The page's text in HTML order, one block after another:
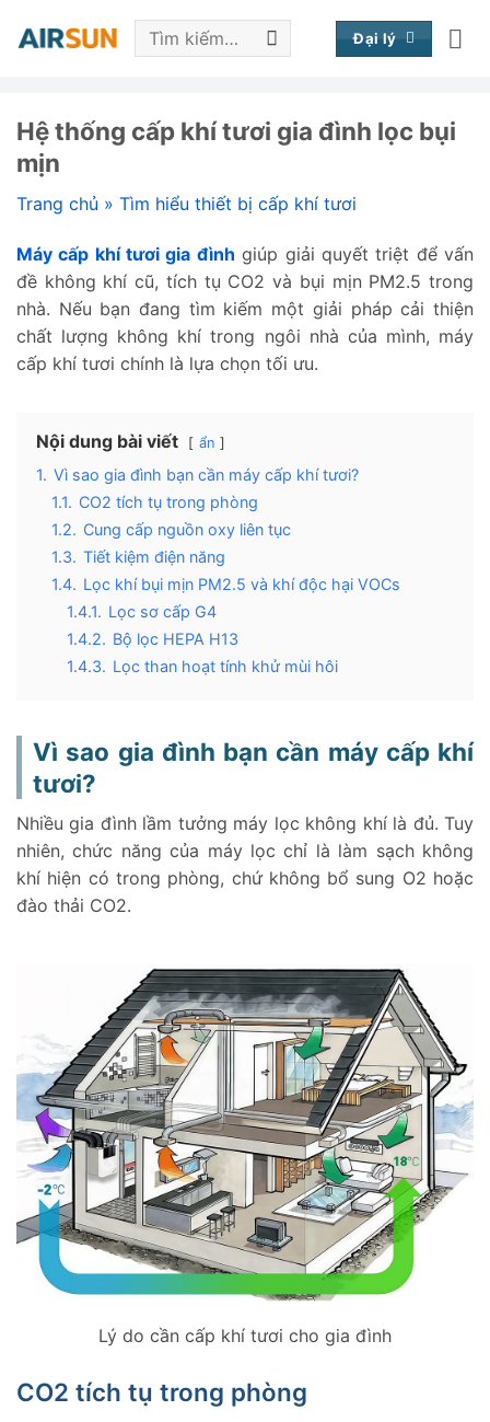
qua
Tìm
kiếm:
Đại lý
Hệ thống cấp khí tươi gia đình lọc bụi
mịn
Trang chủ » Tìm hiểu thiết bị cấp khí tươi
Máy cấp khí tươi gia đình giúp giải quyết triệt để vấn
đề không khí cũ, tích tụ CO2 và bụi mịn PM2.5 trong
nhà. Nếu bạn đang tìm kiếm một giải pháp cải thiện
chất lượng không khí trong ngôi nhà của mình, máy
cấp khí tươi chính là lựa chọn tối ưu.
Nội dung bài viết ẩn
1. Vì sao gia đình bạn cần máy cấp khí tươi?
1.1. CO2 tích tụ trong phòng
1.2. Cung cấp nguồn oxy liên tục
1.3. Tiết kiệm điện năng
1.4. Lọc khí bụi mịn PM2.5 và khí độc hại VOCs
1.4.1. Lọc sơ cấp G4
1.4.2. Bộ lọc HEPA H13
1.4.3. Lọc than hoạt tính khử mùi hôi
1.6. Thiết kế âm trần
1.7. Sản xuất tại Việt Nam
1.9. Dễ dàng bảo trì
2. Lựa chọn công suất máy cấp khí tươi gia đình
2.1.
Lựa chọn công suất AirSun theo diện tích
2.2.
Lựa chọn theo nhu cầu
Đơn vị cung cấp lắp đặt máy cấp khí tươi gia đình uy
Vì sao gia đình bạn cần máy cấp khí
tươi?
Nhiều gia đình lầm tưởng máy lọc không khí là đủ. Tuy
nhiên, chức năng của máy lọc chỉ là làm sạch không
khí hiện có trong phòng, chứ không bổ sung O2 hoặc
đào thải CO2.
Lý do cần cấp khí tươi cho gia đình
CO2 tích tụ trong phòng